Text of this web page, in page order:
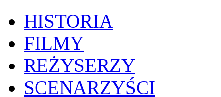
HISTORIA
FILMY
REŻYSERZY
SCENARZYŚCI